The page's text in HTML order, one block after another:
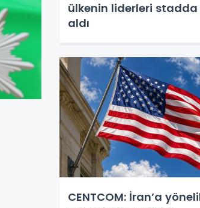
ülkenin liderleri stadda
aldı
CENTCOM: İran’a